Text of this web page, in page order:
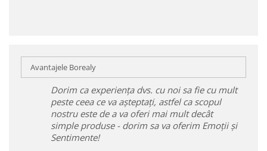
Avantajele Borealy
Dorim ca experiența dvs. cu noi sa fie cu mult
peste ceea ce va așteptați, astfel ca scopul
nostru este de a va oferi mai mult decât
simple produse - dorim sa va oferim Emoții și
Sentimente!